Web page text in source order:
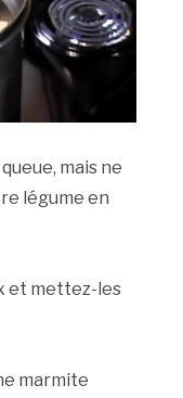
mais ne
légume en
et mettez-les
marmite